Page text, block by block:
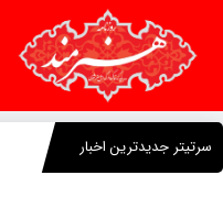
سرتیتر جدیدترین اخبار